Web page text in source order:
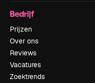
Bedrijf
Prijzen
Over ons
Reviews
Vacatures
Zoektrends